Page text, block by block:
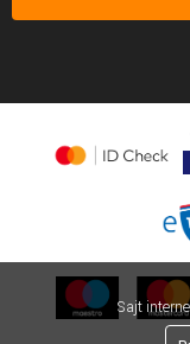
Sajt